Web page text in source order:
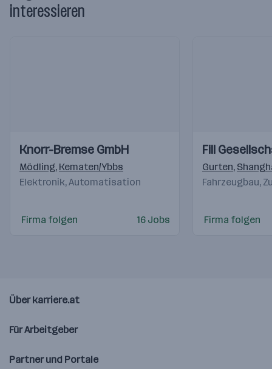
interessieren
Videos
Einblicke
Einblicke
Knorr-Bremse GmbH
Mödling, Kematen/Ybbs
Elektronik, Automatisation
Firma folgen 16 Jobs
Videos
Einblicke
Einblicke
Fill
Gurten,
Fahrzeugbau,
Firma folgen
Über karriere.at
Für Arbeitgeber
Partner und Portale